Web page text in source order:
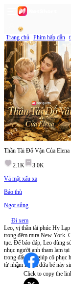
Trang chủ Phim hấp dẫn
Thần Tài Đổ Vận Của Elena
2.1K
3.0K
Vả mặt xấu xa
Báo thù
Ngọt sủng
Đi xem
Leo, vị thần tài phúc Hy
trong đêm mưa New York.
tục. Để báo đáp, Leo dùng
nhục người anh tham lam
trong đấu giá, giúp cô phục
từ nhầm là cha đứa bé nảy
Click to copy the